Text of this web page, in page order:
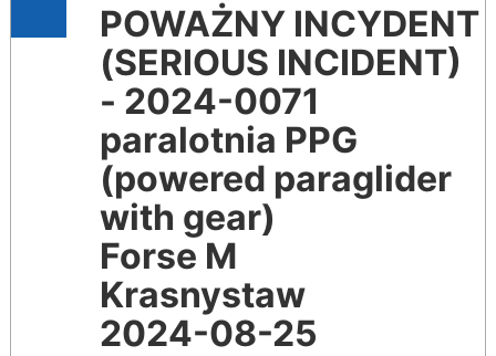
POWAŻNY INCYDENT
(SERIOUS INCIDENT)
- 2024-0071
paralotnia PPG
(powered paraglider
with gear)
Forse M
Krasnystaw
2024-08-25